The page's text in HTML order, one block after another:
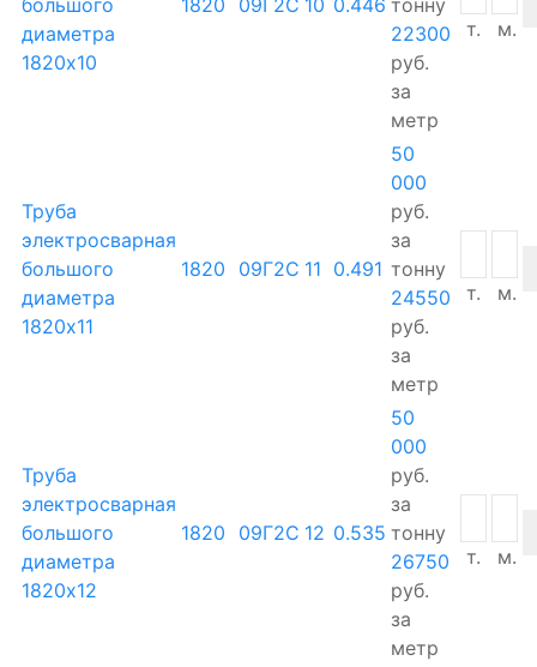
диаметра
1820х10
22300
руб.
за
метр
т. м.
Труба
электросварная
большого
диаметра
1820х11
1820 09Г2С 11 0.491
50
000
руб.
за
тонну
24550
руб.
за
метр
т. м.
Труба
электросварная
большого
диаметра
1820х12
1820 09Г2С 12 0.535
50
000
руб.
за
тонну
26750
руб.
за
метр
т. м.